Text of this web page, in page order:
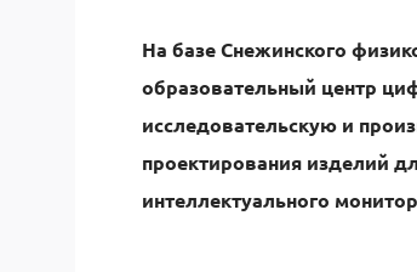
На базе Снежинского
образовательный центр
исследовательскую и
проектирования изделий
интеллектуального